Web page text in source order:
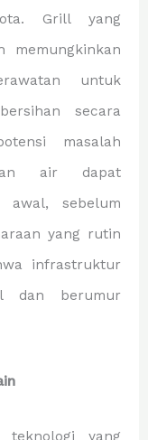
Grill yang
memungkinkan
untuk
secara
masalah
air dapat
awal, sebelum
yang rutin
infrastruktur
dan berumur
yang